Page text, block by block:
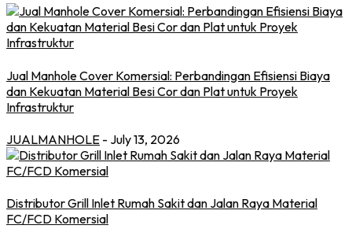
Jual Manhole Cover Komersial: Perbandingan Efisiensi Biaya
dan Kekuatan Material Besi Cor dan Plat untuk Proyek
Infrastruktur
JUALMANHOLE - July 13, 2026
Distributor Grill Inlet Rumah Sakit dan Jalan Raya Material
FC/FCD Komersial